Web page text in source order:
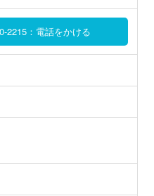
2215：電話をかける